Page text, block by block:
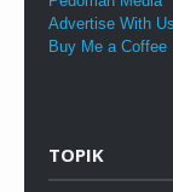
Advertise With Us
Buy Me a Coffee
TOPIK